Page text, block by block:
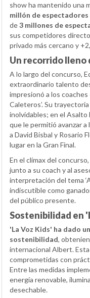
show ha mantenido una
millón de espectadores
de3 millones de
sus competidores
privado más cercano y
Un recorrido lleno
A lo largo del concurso,
extraordinario talento
impresionó a los
Caleteros’. Su
inolvidables; en el Asalto
que le permitió avanzar
a David Bisbal y Rosario
lugar en la Gran Final.
En el clímax del
junto a su coach y al
interpretación del tema
indiscutible como
del público presente.
Sostenibilidad en
'La Voz Kids' ha dado
sostenibilidad,
internacional Albert.
comprometidas con
Entre las medidas
energía renovable,
desechable.